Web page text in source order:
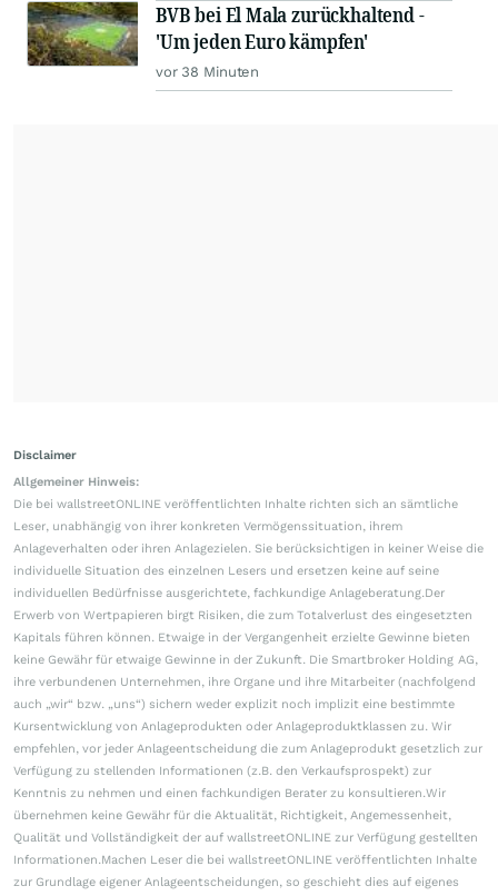
BVB bei El Mala zurückhaltend -
'Um jeden Euro kämpfen'
vor 38 Minuten
Disclaimer
Allgemeiner Hinweis:
Die bei wallstreetONLINE veröffentlichten Inhalte richten sich an sämtliche
Leser, unabhängig von ihrer konkreten Vermögenssituation, ihrem
Anlageverhalten oder ihren Anlagezielen. Sie berücksichtigen in keiner Weise die
individuelle Situation des einzelnen Lesers und ersetzen keine auf seine
individuellen Bedürfnisse ausgerichtete, fachkundige Anlageberatung.Der
Erwerb von Wertpapieren birgt Risiken, die zum Totalverlust des eingesetzten
Kapitals führen können. Etwaige in der Vergangenheit erzielte Gewinne bieten
keine Gewähr für etwaige Gewinne in der Zukunft. Die Smartbroker Holding AG,
ihre verbundenen Unternehmen, ihre Organe und ihre Mitarbeiter (nachfolgend
auch „wir“ bzw. „uns“) sichern weder explizit noch implizit eine bestimmte
Kursentwicklung von Anlageprodukten oder Anlageproduktklassen zu. Wir
empfehlen, vor jeder Anlageentscheidung die zum Anlageprodukt gesetzlich zur
Verfügung zu stellenden Informationen (z.B. den Verkaufsprospekt) zur
Kenntnis zu nehmen und einen fachkundigen Berater zu konsultieren.Wir
übernehmen keine Gewähr für die Aktualität, Richtigkeit, Angemessenheit,
Qualität und Vollständigkeit der auf wallstreetONLINE zur Verfügung gestellten
Informationen.Machen Leser die bei wallstreetONLINE veröffentlichten Inhalte
zur Grundlage eigener Anlageentscheidungen, so geschieht dies auf eigenes